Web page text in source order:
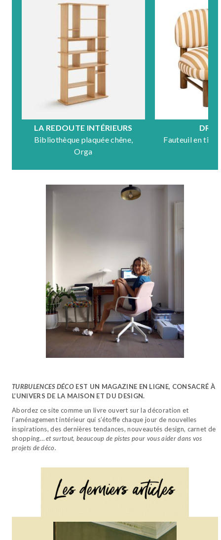
LA REDOUTE INTÉRIEURS
Bibliothèque plaquée chêne,
Orga
Fauteuil en
TURBULENCES DÉCO EST UN MAGAZINE EN LIGNE, CONSACRÉ À
L’UNIVERS DE LA MAISON ET DU DESIGN.
Abordez ce site comme un livre ouvert sur la décoration et
l’aménagement intérieur qui s’étoffe chaque jour de nouvelles
inspirations, des dernières tendances, nouveautés design, carnet de
shopping…et surtout, beaucoup de pistes pour vous aider dans vos
projets de déco.